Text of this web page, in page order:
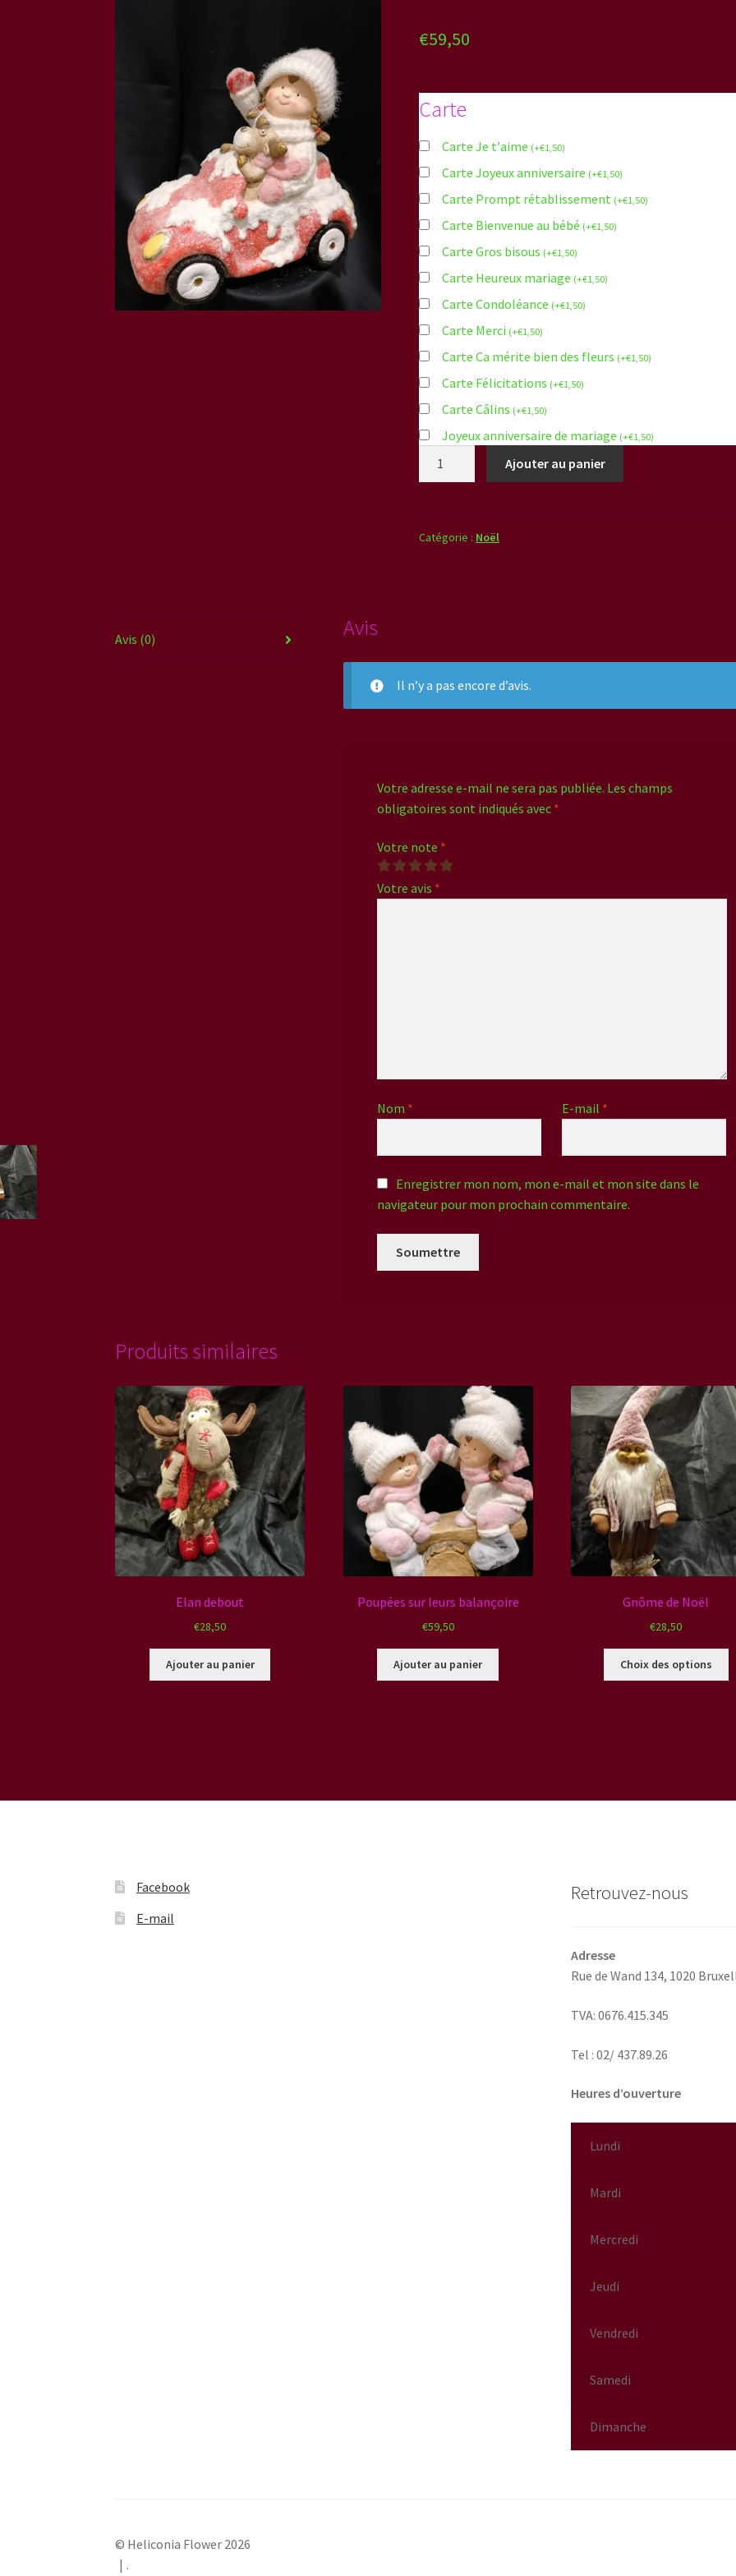
€59,50
Carte
Carte Je t'aime (+€1,50)
Carte Joyeux anniversaire (+€1,50)
Carte Prompt rétablissement (+€1,50)
Carte Bienvenue au bébé (+€1,50)
Carte Gros bisous (+€1,50)
Carte Heureux mariage (+€1,50)
Carte Condoléance (+€1,50)
Carte Merci (+€1,50)
Carte Ca mérite bien des fleurs (+€1,50)
Carte Félicitations (+€1,50)
Carte Câlins (+€1,50)
Joyeux anniversaire de mariage (+€1,50)
sa
Ajouter au panier
Catégorie : Noël
Avis (0) Avis
Il n’y a pas encore d’avis.
Votre adresse e-mail ne sera pas publiée. Les champs
obligatoires sont indiqués avec *
Votre note *
Votre avis *
Nom * E-mail *
Enregistrer mon nom, mon e-mail et mon site dans le
navigateur pour mon prochain commentaire.
Produits similaires
Elan debout
€28,50
Ajouter au panier
Poupées sur leurs balançoire
€59,50
Ajouter au panier
Gnôme de Noël
€28,50
Choix des options
Facebook
E-mail
Retrouvez-nous
Adresse
Rue de Wand 134, 1020
TVA: 0676.415.345
Tel : 02/ 437.89.26
Heures d’ouverture
Lundi
Mardi
Mercredi
Jeudi
Vendredi
Samedi
Dimanche
© Heliconia Flower 2026
.